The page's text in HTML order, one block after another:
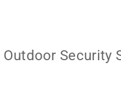
Outdoor Security